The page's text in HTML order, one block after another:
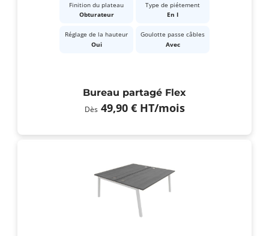
Finition du plateau
Obturateur
Type de piétement
En I
Réglage de la hauteur
Oui
Goulotte passe câbles
Avec
Bureau partagé Flex
Dès 49,90 € HT/mois